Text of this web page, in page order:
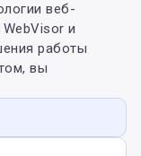
веб-
и
работы
вы